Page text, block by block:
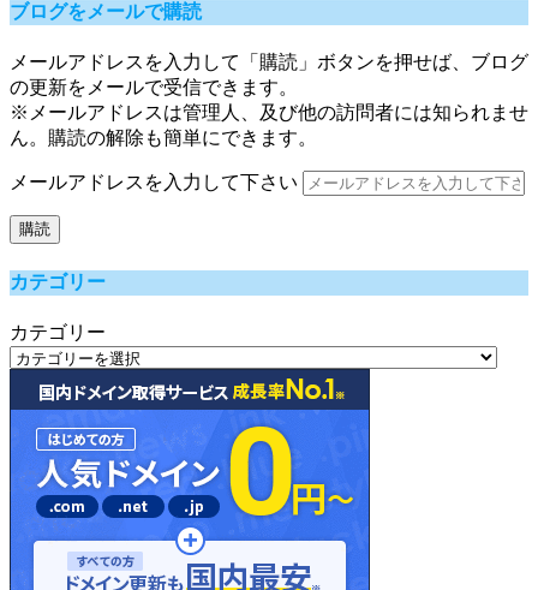
ブログをメールで購読
メールアドレスを入力して「購読」ボタンを押せば、ブログ
の更新をメールで受信できます。
※メールアドレスは管理人、及び他の訪問者には知られませ
ん。購読の解除も簡単にできます。
メールアドレスを入力して下さい
購読
カテゴリー
カテゴリー